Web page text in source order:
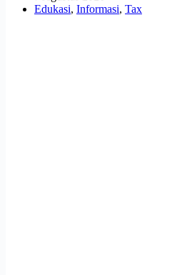
Edukasi, Informasi, Tax